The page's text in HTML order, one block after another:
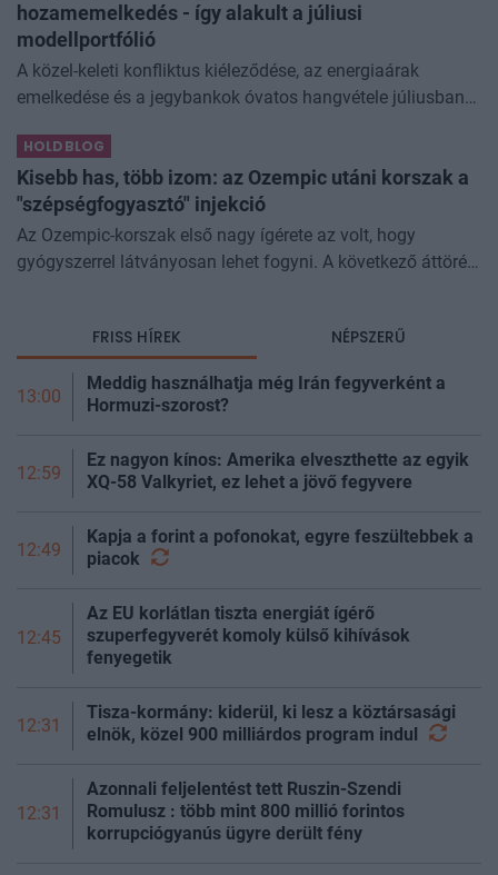
hozamemelkedés - így alakult a júliusi
modellportfólió
A közel-keleti konfliktus kiéleződése, az energiaárak
emelkedése és a jegybankok óvatos hangvétele júliusban
miközben a jelentő
HOLDBLOG
Kisebb has, több izom: az Ozempic utáni korszak a
"szépségfogyasztó" injekció
Az Ozempic-korszak első nagy ígérete az volt, hogy
gyógyszerrel látványosan lehet fogyni. A következő áttörés
FRISS HÍREK NÉPSZERŰ
13:00
Meddig használhatja még Irán fegyverként a
Hormuzi-szorost?
12:59
Ez nagyon kínos: Amerika elveszthette az egyik
XQ-58 Valkyriet, ez lehet a jövő fegyvere
12:49
Kapja a forint a pofonokat, egyre feszültebbek a
piacok
12:45
Az EU korlátlan tiszta energiát ígérő
szuperfegyverét komoly külső kihívások
fenyegetik
12:31
Tisza-kormány: kiderül, ki lesz a köztársasági
elnök, közel 900 milliárdos program indul
12:31
Azonnali feljelentést tett Ruszin-Szendi
Romulusz : több mint 800 millió forintos
korrupciógyanús ügyre derült fény